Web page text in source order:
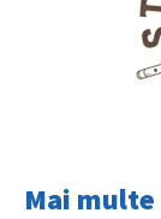
Mai